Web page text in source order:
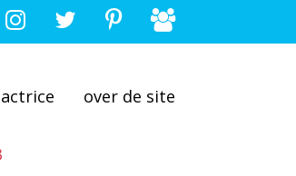
actrice over de site